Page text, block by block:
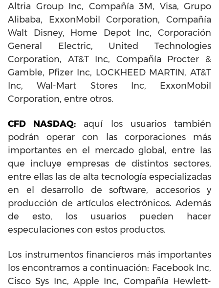
Altria Group Inc, Compañía 3M, Visa, Grupo
Alibaba, ExxonMobil Corporation, Compañía
Walt Disney, Home Depot Inc, Corporación
General Electric, United Technologies
Corporation, AT&T Inc, Compañía Procter &
Gamble, Pfizer Inc, LOCKHEED MARTIN, AT&T
Inc, Wal-Mart Stores Inc, ExxonMobil
Corporation, entre otros.
CFD NASDAQ: aquí los usuarios también
podrán operar con las corporaciones más
importantes en el mercado global, entre las
que incluye empresas de distintos sectores,
entre ellas las de alta tecnología especializadas
en el desarrollo de software, accesorios y
producción de artículos electrónicos. Además
de esto, los usuarios pueden hacer
especulaciones con estos productos.
Los instrumentos financieros más importantes
los encontramos a continuación: Facebook Inc,
Cisco Sys Inc, Apple Inc, Compañía Hewlett-